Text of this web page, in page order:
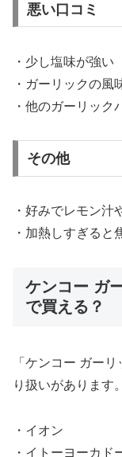
悪い口コミ
・少し塩味が強い
・ガーリックの風
・他のガーリック
その他
・好みでレモン汁
・加熱しすぎると
ケンコー ガ
で買える？
「ケンコー ガー
り扱いがあります。
・イオン
・イトーヨーカド